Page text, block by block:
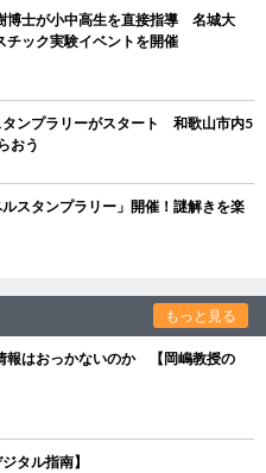
博士が小中高生を直接指導 名城大
チック実験イベントを開催
ンプラリーがスタート 和歌山市内5
おう
スタンプラリー」開催！謎解きを楽
もっと見る
報はおっかないのか 【岡嶋教授の
タル指南】